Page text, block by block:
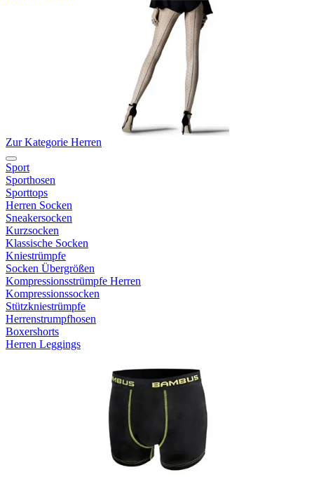
Zur Kategorie Herren
Sport
Sporthosen
Sporttops
Herren Socken
Sneakersocken
Kurzsocken
Klassische Socken
Kniestrümpfe
Socken Übergrößen
Kompressionsstrümpfe Herren
Kompressionssocken
Stützkniestrümpfe
Herrenstrumpfhosen
Boxershorts
Herren Leggings